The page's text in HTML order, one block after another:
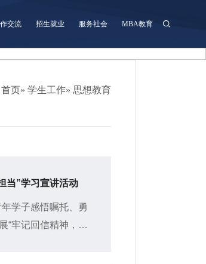
交流 招生就业 服务社会 MBA教育
首页»学生工作» 思想教育
当”学习宣讲活动
学子感悟嘱托、勇
“牢记回信精神，践